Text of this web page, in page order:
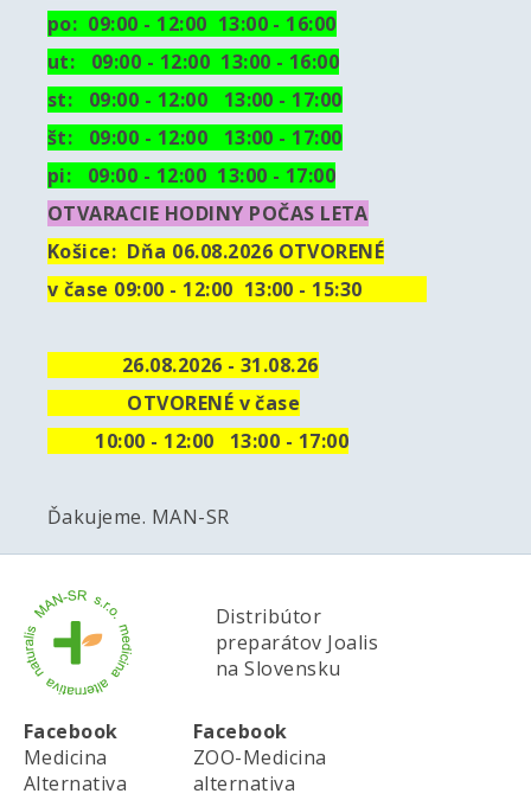
po: 09:00 - 12:00 13:00 - 16:00
ut: 09:00 - 12:00 13:00 - 16:00
st: 09:00 - 12:00 13:00 - 17:00
št: 09:00 - 12:00 13:00 - 17:00
pi: 09:00 - 12:00 13:00 - 17:00
OTVARACIE HODINY POČAS LETA
Košice: Dňa 06.08.2026 OTVORENÉ
v čase 09:00 - 12:00 13:00 - 15:30
26.08.2026 - 31.08.26
OTVORENÉ v čase
10:00 - 12:00 13:00 - 17:00
Ďakujeme. MAN-SR
Distribútor
preparátov Joalis
na Slovensku
Facebook
Medicina
Alternativa
Facebook
ZOO-Medicina
alternativa